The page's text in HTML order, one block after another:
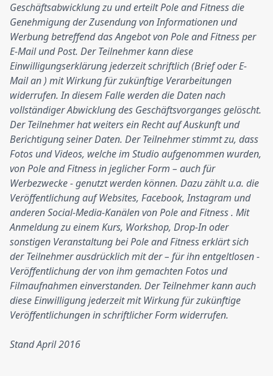
Geschäftsabwicklung zu und erteilt Pole and Fitness die
Genehmigung der Zusendung von Informationen und
Werbung betreffend das Angebot von Pole and Fitness per
E-Mail und Post. Der Teilnehmer kann diese
Einwilligungserklärungjederzeit schriftlich (Brief oder E-
Mail an) mit Wirkung für zukünftige Verarbeitungen
widerrufen. In diesem Falle werden die Daten nach
vollständiger Abwicklung des Geschäftsvorganges gelöscht.
Der Teilnehmer hat weiters ein Recht auf Auskunft und
Berichtigung seiner Daten. Der Teilnehmer stimmt zu, dass
Fotos und Videos, welche im Studio aufgenommen wurden,
von Pole and Fitness in jeglicher Form – auch für
Werbezwecke - genutzt werden können. Dazu zählt u.a. die
Veröffentlichung auf Websites, Facebook, Instagram und
anderen Social-Media-Kanälen von Pole and Fitness . Mit
Anmeldung zu einem Kurs, Workshop, Drop-In oder
sonstigen Veranstaltung bei Pole and Fitness erklärt sich
der Teilnehmer ausdrücklich mit der – für ihn entgeltlosen -
Veröffentlichung der von ihm gemachten Fotos und
Filmaufnahmen einverstanden. Der Teilnehmer kann auch
diese Einwilligung jederzeit mit Wirkung für zukünftige
Veröffentlichungen in schriftlicher Form widerrufen.
Stand April 2016